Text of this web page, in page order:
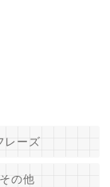
レーズ
その他